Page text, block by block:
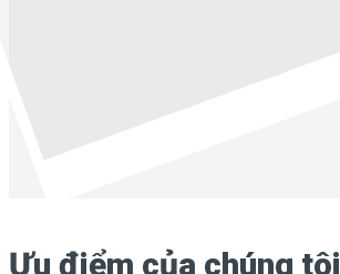
Ưu điểm của chúng tôi